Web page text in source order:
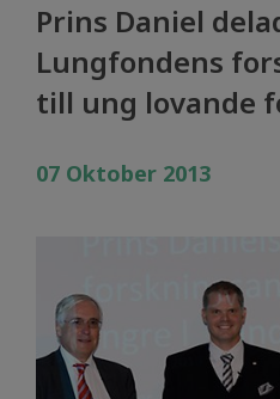
Prins Daniel
Lungfondens
till ung lovande
07 Oktober 2013